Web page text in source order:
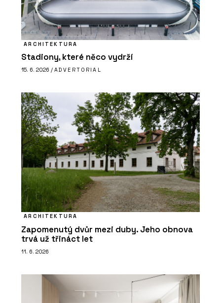
ARCHITEKTURA
Stadiony, které něco vydrží
15. 6. 2026 / ADVERTORIAL
ARCHITEKTURA
Zapomenutý dvůr mezi duby. Jeho obnova
trvá už třináct let
11. 6. 2026